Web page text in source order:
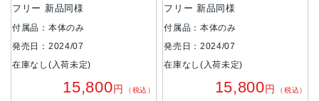
フリー 新品同様
付属品：本体のみ
発売日：2024/07
在庫なし(入荷未定)
15,800円 （税込）
フリー 新品同様
付属品：本体のみ
発売日：2024/07
在庫なし(入荷未定)
15,800円 （税込）